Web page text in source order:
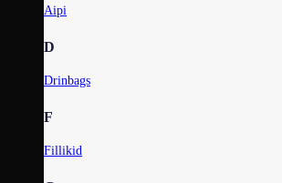
Aipi
D
Drinbags
F
Fillikid